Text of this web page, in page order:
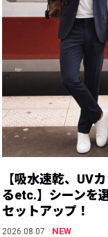
【吸水速乾、UV
るetc.】シーンを
セットアップ！
2026.08.07
NEW